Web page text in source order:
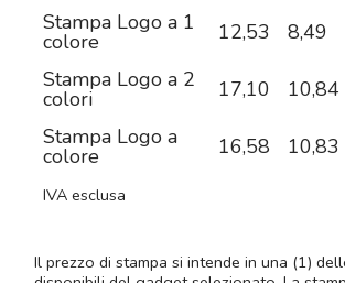
Stampa Logo a 1
colore 12,53 8,49
Stampa Logo a 2
colori 17,10 10,84
Stampa Logo a
colore 16,58 10,83
IVA esclusa
Il prezzo di stampa si intende in una (1)